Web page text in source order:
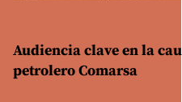
Audiencia clave en la
petrolero Comarsa